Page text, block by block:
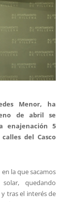
Menor, ha
de abril se
enajenación 5
del Casco
la que sacamos
quedando
tras el interés de